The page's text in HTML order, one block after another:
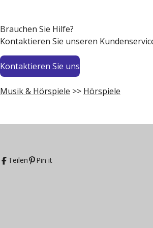
Brauchen Sie Hilfe?
Kontaktieren Sie unseren
Kontaktieren Sie uns
Musik & Hörspiele >> Hörspiele
Teilen Pin it